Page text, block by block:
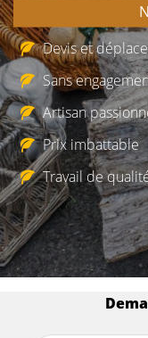
Devis et
Sans
Artisan
Prix imbattable
Travail de